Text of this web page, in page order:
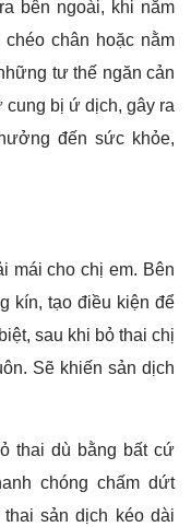
bên ngoài, khi nằm
chân hoặc nằm
tư thế ngăn cản
cung bị ứ dịch, gây ra
đến sức khỏe,
mái cho chị em. Bên
kín, tạo điều kiện để
sau khi bỏ thai chị
Sẽ khiến sản dịch
thai dù bằng bất cứ
chóng chấm dứt
sản dịch kéo dài